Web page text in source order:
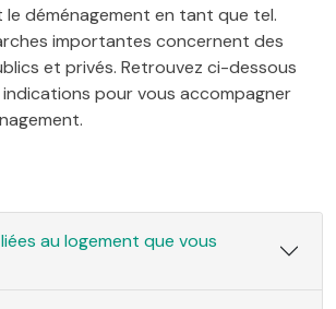
déménagement en tant que tel.
importantes concernent des
et privés. Retrouvez ci-dessous
pour vous accompagner
au logement que vous